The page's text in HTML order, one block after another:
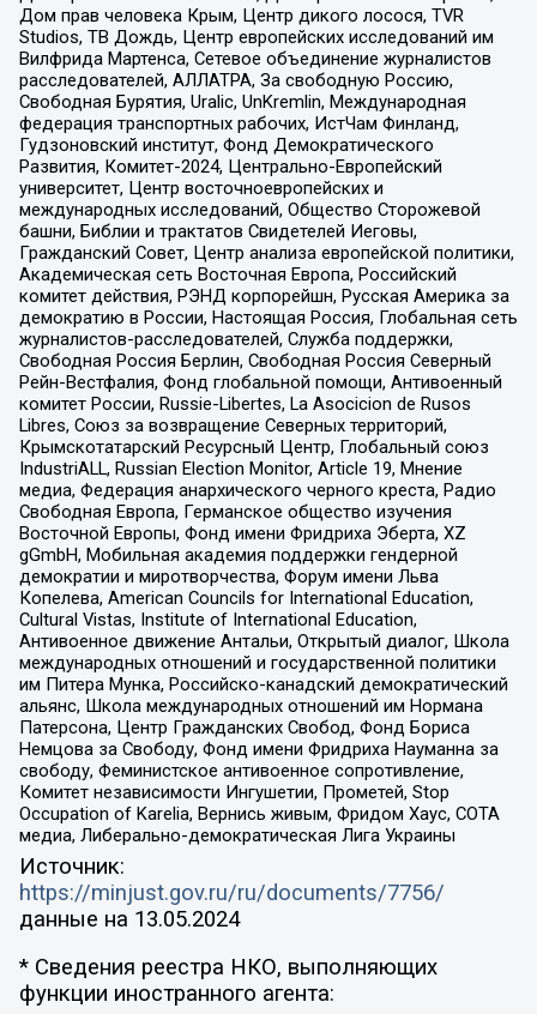
Дом прав человека Крым, Центр дикого лосося, TVR
Studios, ТВ Дождь, Центр европейских исследований им
Вилфрида Мартенса, Сетевое объединение журналистов
расследователей, АЛЛАТРА, За свободную Россию,
Свободная Бурятия, Uralic, UnKremlin, Международная
федерация транспортных рабочих, ИстЧам Финланд,
Гудзоновский институт, Фонд Демократического
Развития, Комитет-2024, Центрально-Европейский
университет, Центр восточноевропейских и
международных исследований, Общество Сторожевой
башни, Библии и трактатов Свидетелей Иеговы,
Гражданский Совет, Центр анализа европейской политики,
Академическая сеть Восточная Европа, Российский
комитет действия, РЭНД корпорейшн, Русская Америка за
демократию в России, Настоящая Россия, Глобальная сеть
журналистов-расследователей, Служба поддержки,
Свободная Россия Берлин, Свободная Россия Северный
Рейн-Вестфалия, Фонд глобальной помощи, Антивоенный
комитет России, Russie-Libertes, La Asocicion de Rusos
Libres, Союз за возвращение Северных территорий,
Крымскотатарский Ресурсный Центр, Глобальный союз
IndustriALL, Russian Election Monitor, Article 19, Мнение
медиа, Федерация анархического черного креста, Радио
Свободная Европа, Германское общество изучения
Восточной Европы, Фонд имени Фридриха Эберта, XZ
gGmbH, Мобильная академия поддержки гендерной
демократии и миротворчества, Форум имени Льва
Копелева, American Councils for International Education,
Cultural Vistas, Institute of International Education,
Антивоенное движение Антальи, Открытый диалог, Школа
международных отношений и государственной политики
им Питера Мунка, Российско-канадский демократический
альянс, Школа международных отношений им Нормана
Патерсона, Центр Гражданских Свобод, Фонд Бориса
Немцова за Свободу, Фонд имени Фридриха Науманна за
свободу, Феминистское антивоенное сопротивление,
Комитет независимости Ингушетии, Прометей, Stop
Occupation of Karelia, Вернись живым, Фридом Хаус, СОТА
медиа, Либерально-демократическая Лига Украины
Источник:
https://minjust.gov.ru/ru/documents/7756/
данные на 13.05.2024
* Сведения реестра НКО, выполняющих
функции иностранного агента: